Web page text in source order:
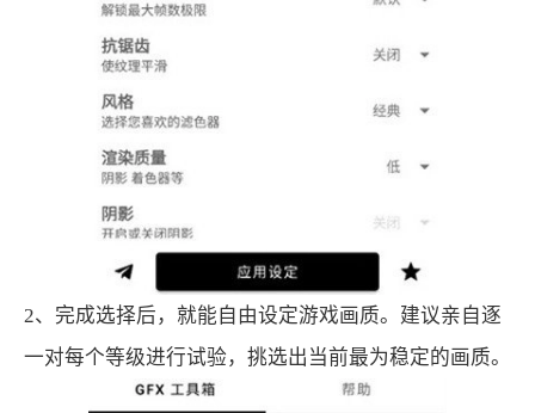
2、完成选择后，就能自由设定游戏画质。建议亲自逐
一对每个等级进行试验，挑选出当前最为稳定的画质。